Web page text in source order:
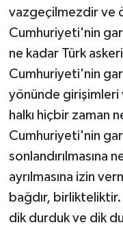
vazgeçilmezdir ve
Cumhuriyeti'nin
ne kadar Türk
Cumhuriyeti'nin
yönünde girişimleri
halkı hiçbir zaman
Cumhuriyeti'nin
sonlandırılmasına
ayrılmasına izin
bağdır,
dik durduk ve dik